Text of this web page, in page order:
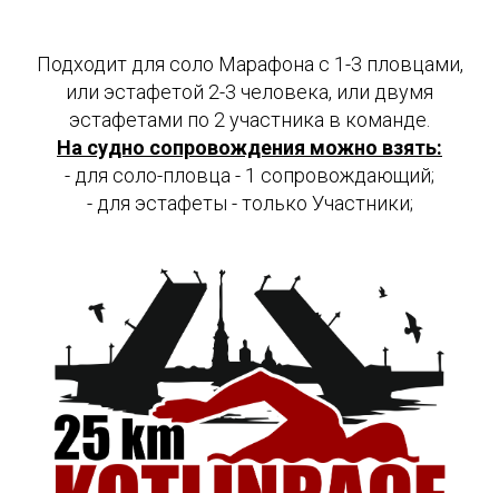
Подходит для соло Марафона с 1-3 пловцами,
или эстафетой 2-3 человека, или двумя
эстафетами по 2 участника в команде.
На судно сопровождения можно взять:
- для соло-пловца - 1 сопровождающий;
- для эстафеты - только Участники;